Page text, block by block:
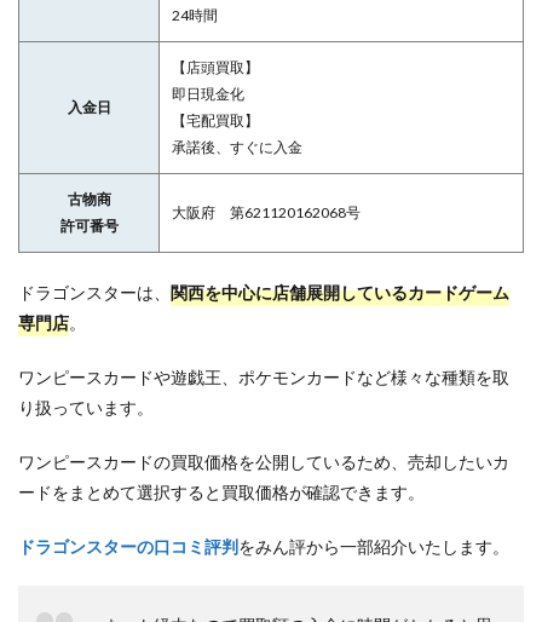
24時間
入金日
【店頭買取】
即日現金化
【宅配買取】
承諾後、すぐに入金
古物商
許可番号
大阪府 第621120162068号
ドラゴンスターは、 関西を中心に店舗展開しているカードゲーム
専門店。
ワンピースカードや遊戯王、ポケモンカードなど様々な種類を取
り扱っています。
ワンピースカードの買取価格を公開しているため、売却したいカ
ードをまとめて選択すると買取価格が確認できます。
ドラゴンスターの口コミ評判をみん評から一部紹介いたします。